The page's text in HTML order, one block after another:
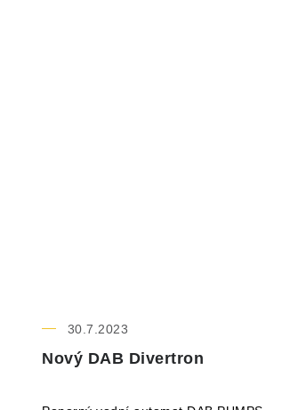
Nový DAB Divertron
30.7.2023